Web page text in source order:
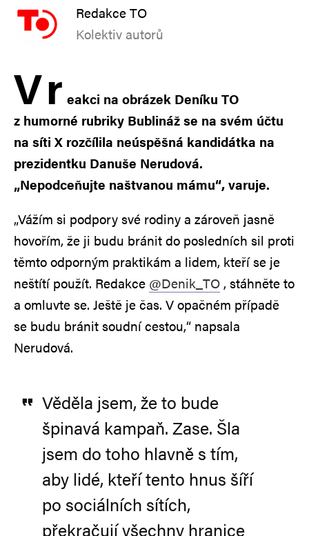
Redakce TO
Kolektiv autorů
Vr eakci na obrázek Deníku TO
z humorné rubriky Bublináž se na svém účtu
na síti X rozčílila neúspěšná kandidátka na
prezidentku Danuše Nerudová.
„Nepodceňujte naštvanou mámu“, varuje.
„Vážím si podpory své rodiny a zároveň jasně
hovořím, že ji budu bránit do posledních sil proti
těmto odporným praktikám a lidem, kteří se je
neštítí použít. Redakce @Denik_TO, stáhněte to
a omluvte se. Ještě je čas. V opačném případě
se budu bránit soudní cestou,“ napsala
Nerudová.
Věděla jsem, že to bude
špinavá kampaň. Zase. Šla
jsem do toho hlavně s tím,
aby lidé, kteří tento hnus šíří
po sociálních sítích,
překračují všechny hranice